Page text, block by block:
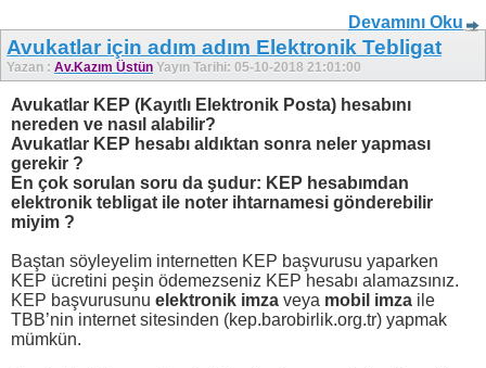
Devamını Oku
Avukatlar için adım adım Elektronik Tebligat
Yazan : Av.Kazım Üstün Yayın Tarihi: 05-10-2018 21:01:00
Avukatlar KEP (Kayıtlı Elektronik Posta) hesabını
nereden ve nasıl alabilir?
Avukatlar KEP hesabı aldıktan sonra neler yapması
gerekir ?
En çok sorulan soru da şudur: KEP hesabımdan
elektronik tebligat ile noter ihtarnamesi gönderebilir
miyim ?
Baştan söyleyelim internetten KEP başvurusu yaparken
KEP ücretini peşin ödemezseniz KEP hesabı alamazsınız.
KEP başvurusunu elektronik imza veya mobil imza ile
TBB’nin internet sitesinden (kep.barobirlik.org.tr) yapmak
mümkün.